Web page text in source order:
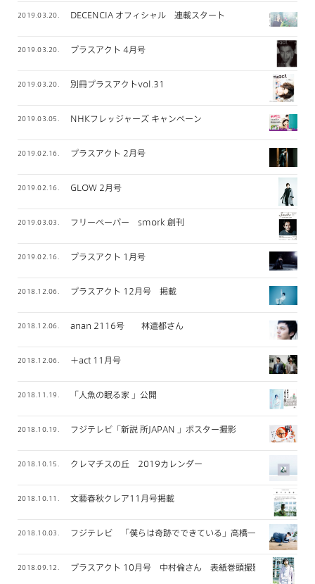
2019.03.20. DECENCIA オフィシャル 連載スタート
2019.03.20. プラスアクト 4月号
2019.03.20. 別冊プラスアクトvol.31
2019.03.05. NHKフレッジャーズ キャンペーン
2019.02.16. プラスアクト 2月号
2019.02.16. GLOW 2月号
2019.03.03. フリーペーパー smork 創刊
2019.02.16. プラスアクト 1月号
2018.12.06. プラスアクト 12月号 掲載
2018.12.06. anan 2116号 林遣都さん
2018.12.06. ＋act 11月号
2018.11.19. 「人魚の眠る家 」公開
2018.10.19. フジテレビ「新説 所JAPAN 」ポスター撮影
2018.10.15. クレマチスの丘 2019カレンダー
2018.10.11. 文藝春秋クレア11月号掲載
2018.10.03. フジテレビ 「僕らは奇跡でできている」高橋一生さん メイ
2018.09.12. プラスアクト 10月号 中村倫さん 表紙巻頭撮影